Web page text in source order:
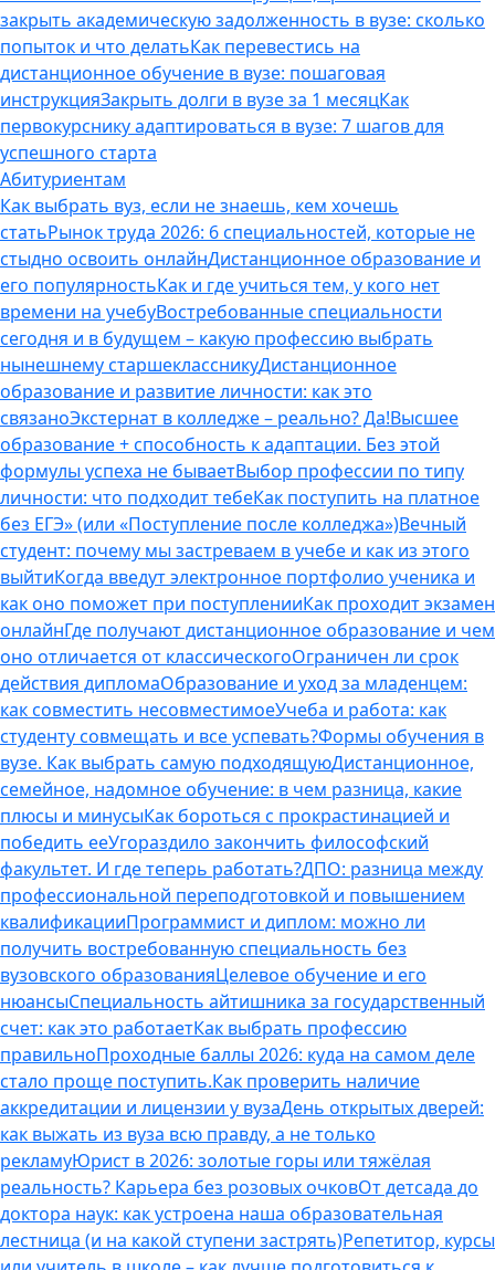
закрыть академическую задолженность в вузе: сколько
попыток и что делатьКак перевестись на
дистанционное обучение в вузе: пошаговая
инструкцияЗакрыть долги в вузе за 1 месяцКак
первокурснику адаптироваться в вузе: 7 шагов для
успешного старта
Абитуриентам
Как выбрать вуз, если не знаешь, кем хочешь
статьРынок труда 2026: 6 специальностей, которые не
стыдно освоить онлайнДистанционное образование и
его популярностьКак и где учиться тем, у кого нет
времени на учебуВостребованные специальности
сегодня и в будущем – какую профессию выбрать
нынешнему старшеклассникуДистанционное
образование и развитие личности: как это
связаноЭкстернат в колледже – реально? Да!Высшее
образование + способность к адаптации. Без этой
формулы успеха не бываетВыбор профессии по типу
личности: что подходит тебеКак поступить на платное
без ЕГЭ» (или «Поступление после колледжа»)Вечный
студент: почему мы застреваем в учебе и как из этого
выйтиКогда введут электронное портфолио ученика и
как оно поможет при поступленииКак проходит экзамен
онлайнГде получают дистанционное образование и чем
оно отличается от классическогоОграничен ли срок
действия дипломаОбразование и уход за младенцем:
как совместить несовместимоеУчеба и работа: как
студенту совмещать и все успевать?Формы обучения в
вузе. Как выбрать самую подходящуюДистанционное,
семейное, надомное обучение: в чем разница, какие
плюсы и минусыКак бороться с прокрастинацией и
победить ееУгораздило закончить философский
факультет. И где теперь работать?ДПО: разница между
профессиональной переподготовкой и повышением
квалификацииПрограммист и диплом: можно ли
получить востребованную специальность без
вузовского образованияЦелевое обучение и его
нюансыСпециальность айтишника за государственный
счет: как это работаетКак выбрать профессию
правильноПроходные баллы 2026: куда на самом деле
стало проще поступить.Как проверить наличие
аккредитации и лицензии у вузаДень открытых дверей:
как выжать из вуза всю правду, а не только
рекламуЮрист в 2026: золотые горы или тяжёлая
реальность? Карьера без розовых очковОт детсада до
доктора наук: как устроена наша образовательная
лестница (и на какой ступени застрять)Репетитор, курсы